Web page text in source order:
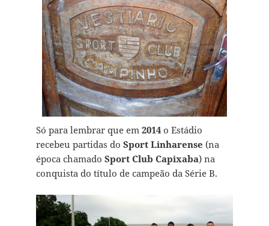
Só para lembrar que em 2014o Estádio
recebeu partidas do Sport Linharense (na
época chamado Sport Club Capixaba) na
conquista do título de campeão da Série B.